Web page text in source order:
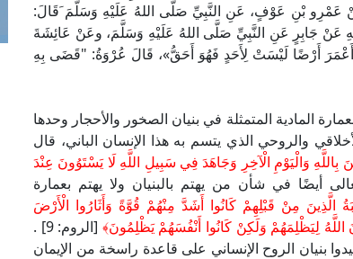
عَمْرِو بْنِ عَوْفٍ، عَنِ النَّبِيِّ صَلَّى اللهُ عَلَيْهِ وَسَلَّمَ َقَالَ:
جَابِرٍ عَنِ النَّبِيِّ صَلَّى اللهُ عَلَيْهِ وَسَلَّمَ، وعَنْ عَائِشَةَ
أَرْضًا لَيْسَتْ لِأَحَدٍ فَهُوَ أَحَقُّ»، قَالَ عُرْوَةُ: "قَضَى بِهِ
المادية المتمثلة في بنيان الصخور والأحجار وحدها
والروحي الذي يتسم به هذا الإنسان الباني، قال
وَالْيَوْمِ الْآخِرِ وَجَاهَدَ فِي سَبِيلِ اللَّهِ لَا يَسْتَوُونَ عِنْدَ
وقال تعالى أيضًا في شأن من يهتم بالبنيان ولا يهتم بعمارة
مِنْ قَبْلِهِمْ كَانُوا أَشَدَّ مِنْهُمْ قُوَّةً وَأَثَارُوا الْأَرْضَ
لِيَظْلِمَهُمْ وَلَكِنْ كَانُوا أَنْفُسَهُمْ يَظْلِمُونَ﴾
[الروم: 9] .
بنيان الروح الإنساني على قاعدة راسخة من الإيمان